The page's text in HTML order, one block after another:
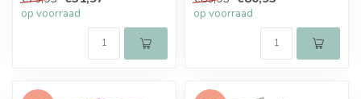
op voorraad op voorraad